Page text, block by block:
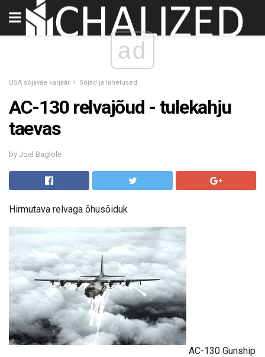
ad
USA sõjaväe karjäär Sõjad ja lähetused
AC-130 relvajõud - tulekahju
taevas
by Joel Baglole
Hirmutava relvaga õhusõiduk
AC-130 Gunship